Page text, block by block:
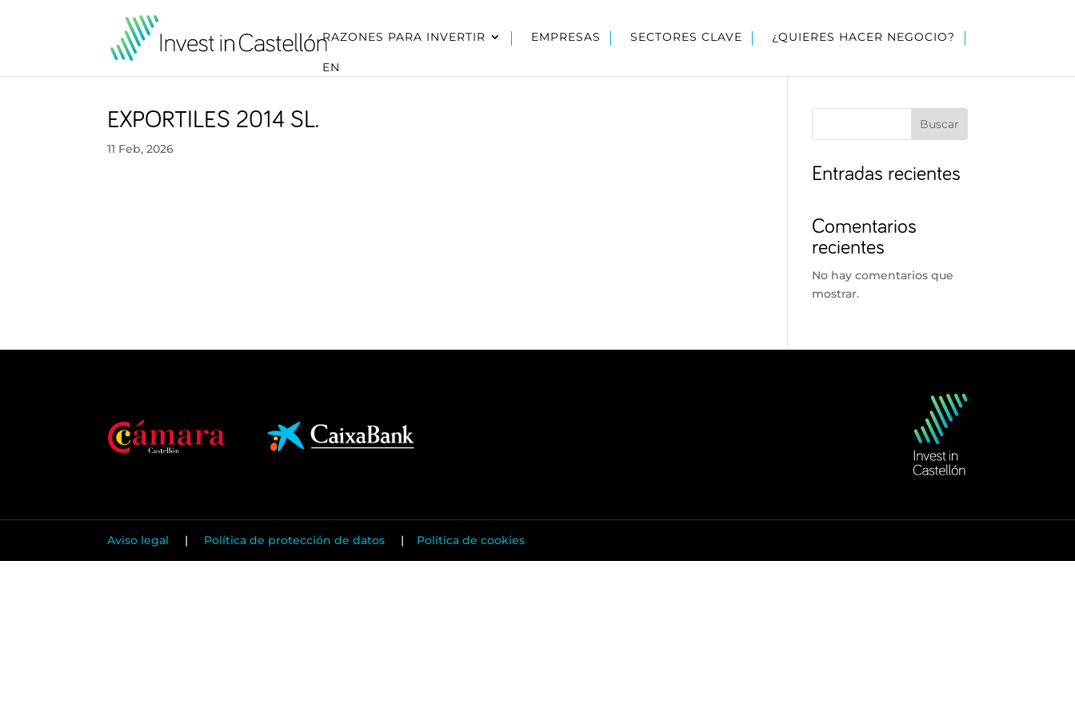
RAZONES PARA INVERTIR EMPRESAS SECTORES CLAVE ¿QUIERES HACER NEGOCIO?
EN
EXPORTILES 2014 SL.
11 Feb, 2026
Buscar
Entradas recientes
Comentarios
recientes
No hay comentarios que
mostrar.
Aviso legal | Política de protección de datos | Política de cookies